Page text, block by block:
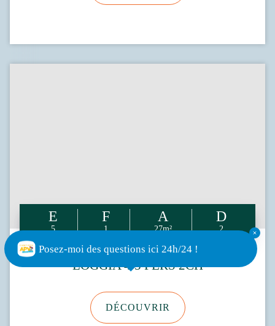
5 1 27m² 2
LOGGIA 4/5 PERS 2CH
DÉCOUVRIR
Posez-moi des questions ici 24h/24 !